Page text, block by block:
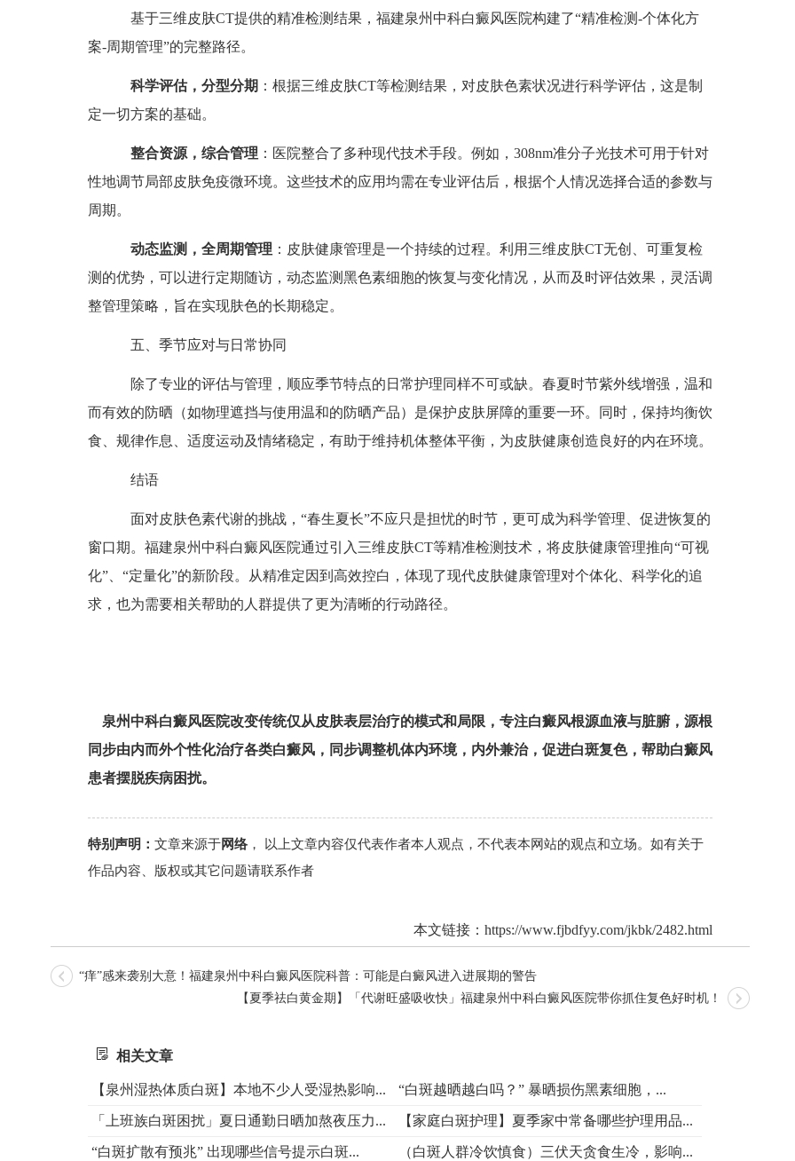
基于三维皮肤CT提供的精准检测结果，福建泉州中科白癜风医院构建了“精准检测-个体化方
案-周期管理”的完整路径。
科学评估，分型分期 ：根据三维皮肤CT等检测结果，对皮肤色素状况进行科学评估，这是制
定一切方案的基础。
整合资源，综合管理 ：医院整合了多种现代技术手段。例如，308nm准分子光技术可用于针对
性地调节局部皮肤免疫微环境。这些技术的应用均需在专业评估后，根据个人情况选择合适的参数与
周期。
动态监测，全周期管理 ：皮肤健康管理是一个持续的过程。利用三维皮肤CT无创、可重复检
测的优势，可以进行定期随访，动态监测黑色素细胞的恢复与变化情况，从而及时评估效果，灵活调
整管理策略，旨在实现肤色的长期稳定。
五、季节应对与日常协同
除了专业的评估与管理，顺应季节特点的日常护理同样不可或缺。春夏时节紫外线增强，温和
而有效的防晒（如物理遮挡与使用温和的防晒产品）是保护皮肤屏障的重要一环。同时，保持均衡饮
食、规律作息、适度运动及情绪稳定，有助于维持机体整体平衡，为皮肤健康创造良好的内在环境。
结语
面对皮肤色素代谢的挑战，“春生夏长”不应只是担忧的时节，更可成为科学管理、促进恢复的
窗口期。福建泉州中科白癜风医院通过引入三维皮肤CT等精准检测技术，将皮肤健康管理推向“可视
化”、“定量化”的新阶段。从精准定因到高效控白，体现了现代皮肤健康管理对个体化、科学化的追
求，也为需要相关帮助的人群提供了更为清晰的行动路径。
泉州中科白癜风医院改变传统仅从皮肤表层治疗的模式和局限，专注白癜风根源血液与脏腑，源根
同步由内而外个性化治疗各类白癜风，同步调整机体内环境，内外兼治，促进白斑复色，帮助白癜风
患者摆脱疾病困扰。
特别声明： 文章来源于网络， 以上文章内容仅代表作者本人观点，不代表本网站的观点和立场。如有关于
作品内容、版权或其它问题请联系作者
本文链接： https://www.fjbdfyy.com/jkbk/2482.html
“痒”感来袭别大意！福建泉州中科白癜风医院科普：可能是白癜风进入进展期的警告
【夏季祛白黄金期】「代谢旺盛吸收快」福建泉州中科白癜风医院带你抓住复色好时机！
相关文章
【泉州湿热体质白斑】本地不少人受湿热影响... “白斑越晒越白吗？” 暴晒损伤黑素细胞，...
「上班族白斑困扰」夏日通勤日晒加熬夜压力... 【家庭白斑护理】夏季家中常备哪些护理用品...
“白斑扩散有预兆” 出现哪些信号提示白斑... （白斑人群冷饮慎食）三伏天贪食生冷，影响...